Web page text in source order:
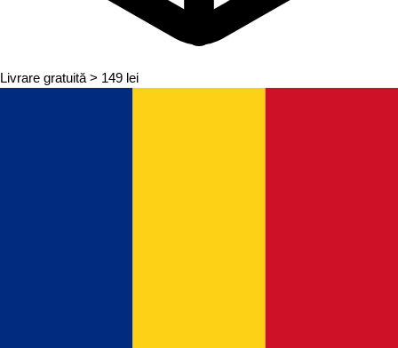
Livrare gratuită > 149 lei